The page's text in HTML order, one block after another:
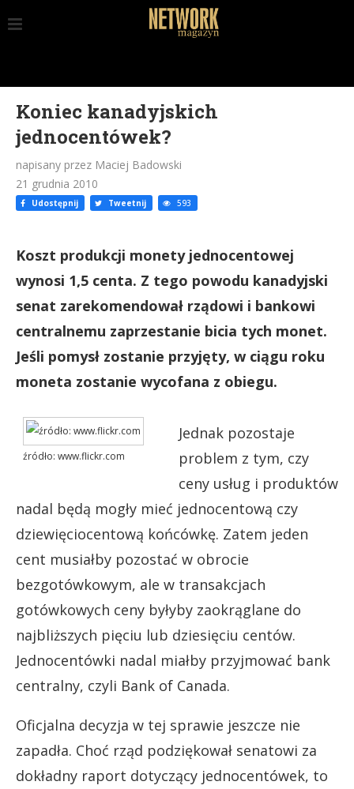
Koniec kanadyjskich
jednocentówek?
napisany przez Maciej Badowski
21 grudnia 2010
Udostępnij Tweetnij 593
Koszt produkcji monety jednocentowej
wynosi 1,5 centa. Z tego powodu kanadyjski
senat zarekomendował rządowi i bankowi
centralnemu zaprzestanie bicia tych monet.
Jeśli pomysł zostanie przyjęty, w ciągu roku
moneta zostanie wycofana z obiegu.
źródło: www.flickr.com
Jednak pozostaje
problem z tym, czy
ceny usług i produktów
nadal będą mogły mieć jednocentową czy
dziewięciocentową końcówkę. Zatem jeden
cent musiałby pozostać w obrocie
bezgotówkowym, ale w transakcjach
gotówkowych ceny byłyby zaokrąglane do
najbliższych pięciu lub dziesięciu centów.
Jednocentówki nadal miałby przyjmować bank
centralny, czyli Bank of Canada.
Oficjalna decyzja w tej sprawie jeszcze nie
zapadła. Choć rząd podziękował senatowi za
dokładny raport dotyczący jednocentówek, to